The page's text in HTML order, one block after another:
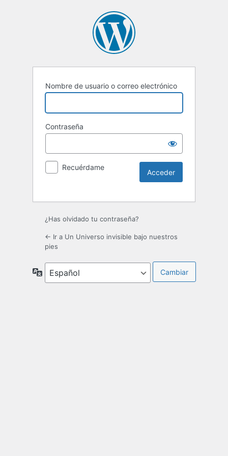
Nombre de usuario o correo electrónico
Contraseña
Recuérdame
¿Has olvidado tu contraseña?
← Ir a Un Universo invisible bajo nuestros
pies
Idioma